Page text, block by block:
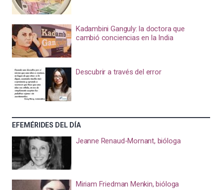
Kadambini Ganguly: la doctora que
cambió conciencias en la India
Descubrir a través del error
EFEMÉRIDES DEL DÍA
Jeanne Renaud-Mornant, bióloga
Miriam Friedman Menkin, bióloga